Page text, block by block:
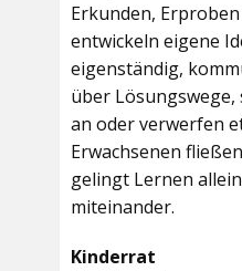
Erkunden, Erproben
entwickeln eigene
eigenständig,
über
an oder verwerfen
Erwachsenen
gelingt Lernen
miteinander.
Kinderrat